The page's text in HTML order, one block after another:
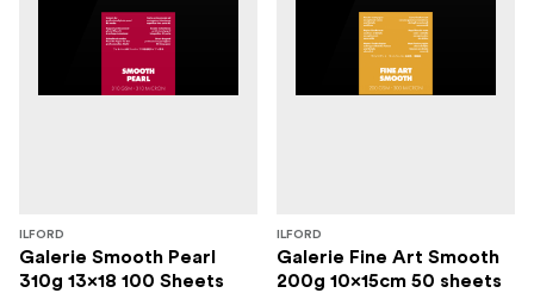
ILFORD
Galerie Smooth Pearl
310g 13x18 100 Sheets
ILFORD
Galerie Fine Art Smooth
200g 10x15cm 50 sheets